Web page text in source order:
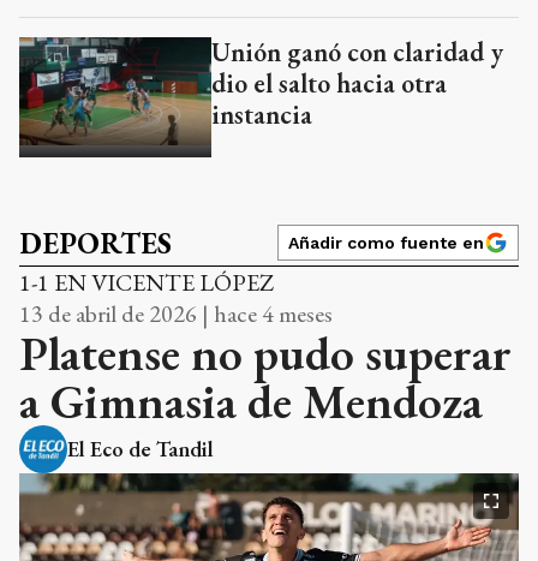
Unión ganó con claridad y
dio el salto hacia otra
instancia
DEPORTES Añadir como fuente en
1-1 EN VICENTE LÓPEZ
13 de abril de 2026 | hace 4 meses
Platense no pudo superar
a Gimnasia de Mendoza
El Eco de Tandil